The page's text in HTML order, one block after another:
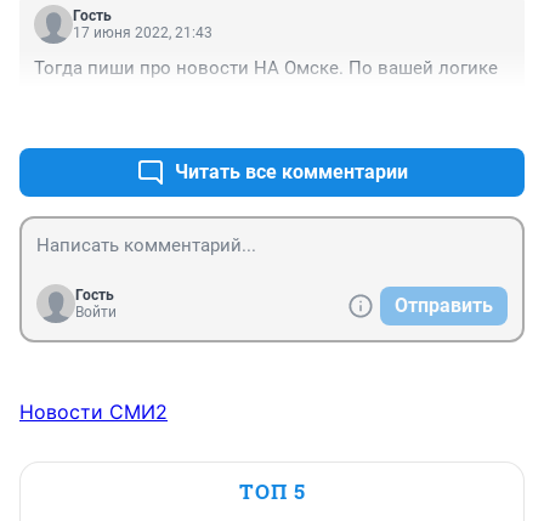
Гость
17 июня 2022, 21:43
Тогда пиши про новости НА Омске. По вашей логике
Читать все комментарии
Гость
Войти
Отправить
Новости СМИ2
ТОП 5